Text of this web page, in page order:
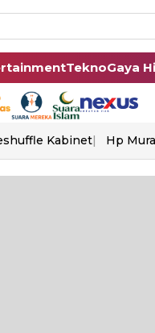
TeknoGaya
Kabinet Hp